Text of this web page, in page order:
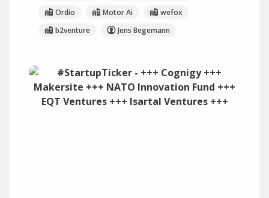
Ordio
Motor Ai
wefox
b2venture
Jens Begemann